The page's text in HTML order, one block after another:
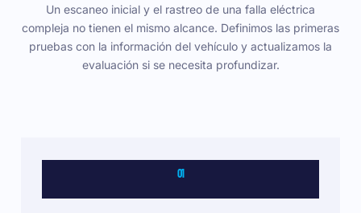
Un escaneo inicial y el rastreo de una falla eléctrica
compleja no tienen el mismo alcance. Definimos las primeras
pruebas con la información del vehículo y actualizamos la
evaluación si se necesita profundizar.
01